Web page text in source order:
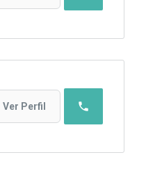
Ver Perfil phone